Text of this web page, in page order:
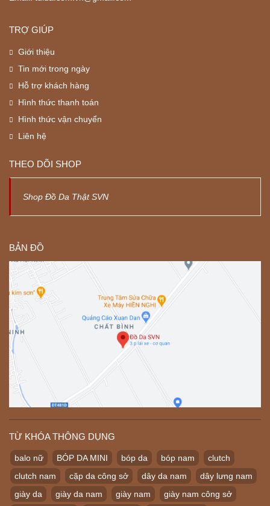
TRỢ GIÚP
Giới thiệu
Tin mới trong ngày
Hỗ trợ khách hàng
Hình thức thanh toán
Hình thức vận chuyển
Liên hệ
THEO DÕI SHOP
Shop Đồ Da Thật SVN
BẢN ĐỒ
TỪ KHÓA THÔNG DỤNG
balo nữ BÓP DA MINI bóp da bóp nam
clutch
clutch nam
cặp da công sở dây da nam
dây lưng nam
giày da
giày da nam giày nam
giày nam công sở